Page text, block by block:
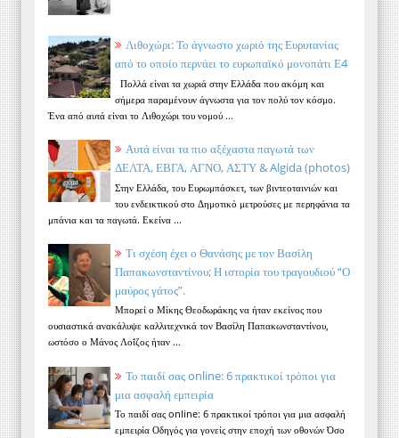
Λιθοχώρι: Το άγνωστο χωριό της Ευρυτανίας
από το οποίο περνάει το ευρωπαϊκό μονοπάτι Ε4
Πολλά είναι τα χωριά στην Ελλάδα που ακόμη και
σήμερα παραμένουν άγνωστα για τον πολύ τον κόσμο.
Ένα από αυτά είναι το Λιθοχώρι του νομού ...
Αυτά είναι τα πιο αξέχαστα παγωτά των
ΔΕΛΤΑ, ΕΒΓΑ, ΑΓΝΟ, ΑΣΤΥ & Algida (photos)
Στην Ελλάδα, του Ευρωμπάσκετ, των βιντεοταινιών και
του ενδεικτικού στο Δημοτικό μετρούσες με περηφάνια τα
μπάνια και τα παγωτά. Εκείνα ...
Τι σχέση έχει ο Θανάσης με τον Βασίλη
Παπακωνσταντίνου; Η ιστορία του τραγουδιού “Ο
μαύρος γάτος”.
Μπορεί ο Μίκης Θεοδωράκης να ήταν εκείνος που
ουσιαστικά ανακάλυψε καλλιτεχνικά τον Βασίλη Παπακωνσταντίνου,
ωστόσο ο Μάνος Λοΐζος ήταν ...
Το παιδί σας online: 6 πρακτικοί τρόποι για
μια ασφαλή εμπειρία
Το παιδί σας online: 6 πρακτικοί τρόποι για μια ασφαλή
εμπειρία Οδηγός για γονείς στην εποχή των οθονών Όσο